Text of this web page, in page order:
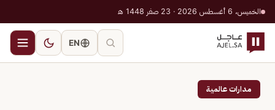
الخميس، 6 أغسطس 2026 · 23 صفر 1448 هـ
EN
مدارات عالمية